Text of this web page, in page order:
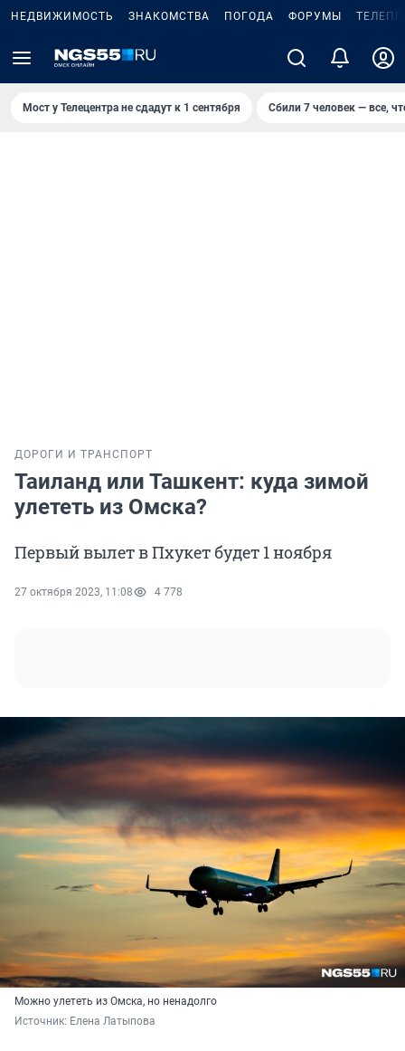
НЕДВИЖИМОСТЬ ЗНАКОМСТВА ПОГОДА ФОРУМЫ
Мост у Телецентра не сдадут к 1 сентября Сбили 7 человек — все,
ДОРОГИ И ТРАНСПОРТ
Таиланд или Ташкент: куда зимой
улететь из Омска?
Первый вылет в Пхукет будет 1 ноября
27 октября 2023, 11:08 4 778
Можно улететь из Омска, но ненадолго
Источник: Елена Латыпова